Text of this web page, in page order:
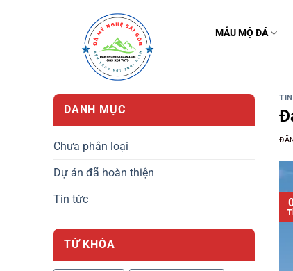
MẪU MỘ ĐÁ
DANH MỤC
Chưa phân loại
Dự án đã hoàn thiện
Tin tức
TỪ KHÓA